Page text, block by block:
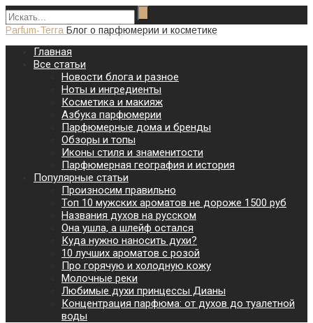
Parfum-Terra Блог о парфюмерии и косметике
Главная
Все статьи
Новости блога и разное
Ноты и ингредиенты
Косметика и макияж
Азбука парфюмерии
Парфюмерные дома и бренды
Обзоры и топы
Иконы стиля и знаменитости
Парфюмерная география и история
Популярные статьи
Произносим правильно
Топ 10 мужских ароматов не дороже 1500 руб
Названия духов на русском
Она ушла, а шлейф остался
Куда нужно наносить духи?
10 лучших ароматов с розой
Про горячую и холодную кожу
Молочные реки
Любимые духи принцессы Дианы
Концентрация парфюма: от духов до туалетной
воды